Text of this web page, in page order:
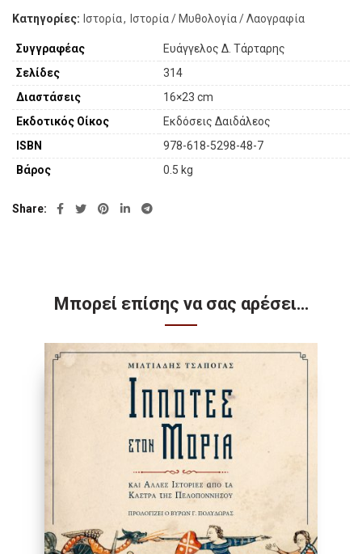
Κατηγορίες: Ιστορία, Ιστορία / Μυθολογία / Λαογραφία
Συγγραφέας
Ευάγγελος Δ. Τάρταρης
Σελίδες
314
Διαστάσεις
16×23 cm
Εκδοτικός Οίκος
Εκδόσεις Δαιδάλεος
ISBN
978-618-5298-48-7
Βάρος
0.5 kg
Share
Μπορεί επίσης να σας αρέσει…